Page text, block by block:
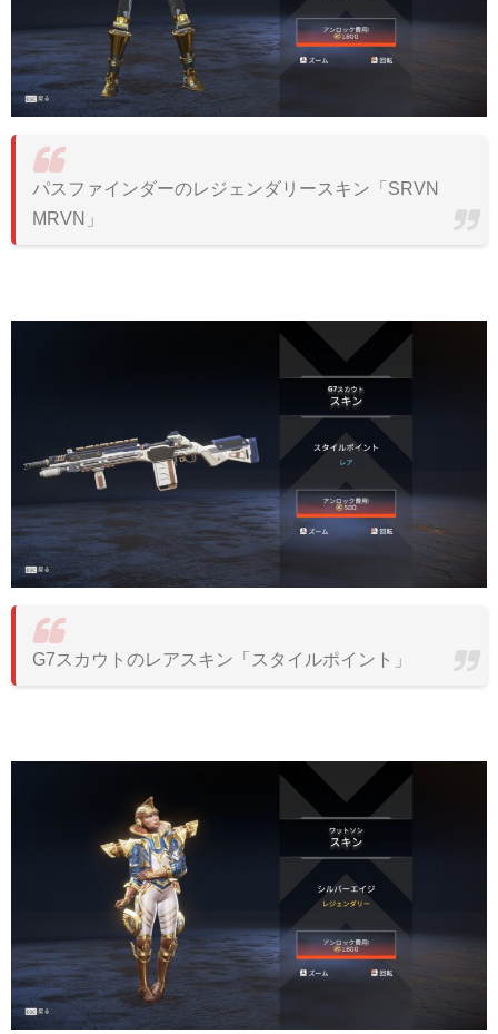
パスファインダーのレジェンダリースキン「SRVN
MRVN」
G7スカウトのレアスキン「スタイルポイント」